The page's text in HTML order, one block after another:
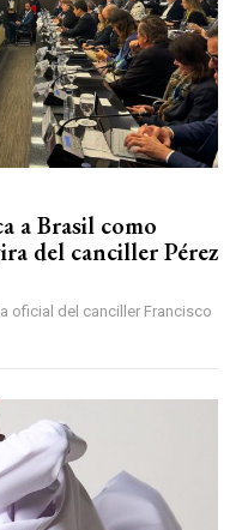
a Brasil como
del canciller Pérez
oficial del canciller Francisco